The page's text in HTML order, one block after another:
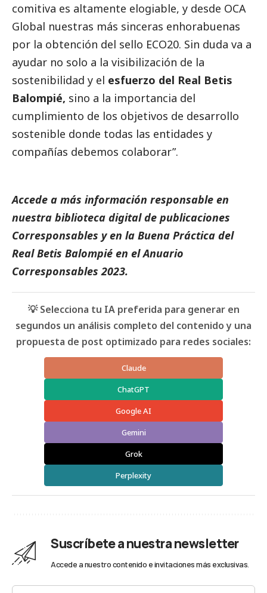
comitiva es altamente elogiable, y desde OCA
Global nuestras más sinceras enhorabuenas
por la obtención del sello ECO20. Sin duda va a
ayudar no solo a la visibilización de la
sostenibilidad y el esfuerzo del Real Betis
Balompié, sino a la importancia del
cumplimiento de los objetivos de desarrollo
sostenible donde todas las entidades y
compañías debemos colaborar”.
Accede a más información responsable en
nuestra biblioteca digital de publicaciones
Corresponsables y en la Buena Práctica del
Real Betis Balompié en elAnuario
Corresponsables 2023.
💡 Selecciona tu IA preferida para generar en
segundos un análisis completo del contenido y una
propuesta de post optimizado para redes sociales:
Claude
ChatGPT
Google AI
Gemini
Grok
Perplexity
Suscríbete a nuestra newsletter
Accede a nuestro contenido e invitaciones más exclusivas.